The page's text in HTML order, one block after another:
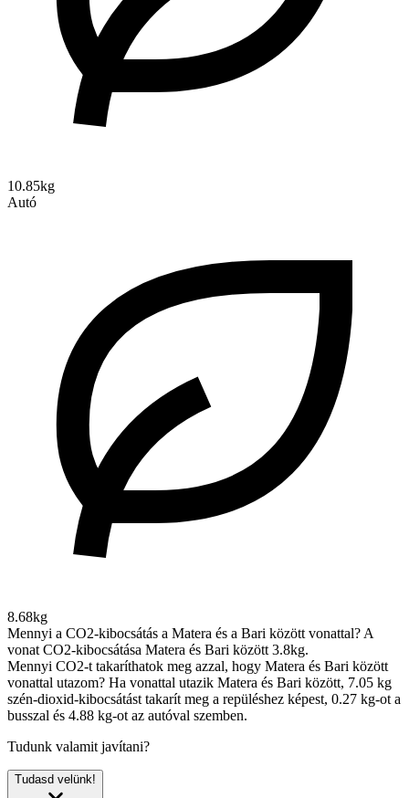
10.85kg
Autó
8.68kg
Mennyi a CO2-kibocsátás a Matera és a Bari között vonattal? A
vonat CO2-kibocsátása Matera és Bari között 3.8kg.
Mennyi CO2-t takaríthatok meg azzal, hogy Matera és Bari között
vonattal utazom? Ha vonattal utazik Matera és Bari között, 7.05 kg
szén-dioxid-kibocsátást takarít meg a repüléshez képest, 0.27 kg-ot a
busszal és 4.88 kg-ot az autóval szemben.
Tudunk valamit javítani?
Tudasd velünk!